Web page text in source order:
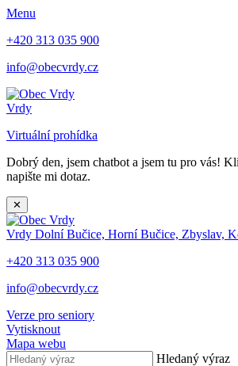
Menu
+420 313 035 900
info@obecvrdy.cz
Vrdy
Virtuální prohídka
Dobrý den, jsem chatbot a jsem tu pro vás!
napište mi dotaz.
✕
Vrdy Dolní Bučice, Horní Bučice, Zbyslav,
+420 313 035 900
info@obecvrdy.cz
Verze pro seniory
Vytisknout
Mapa webu
Hledaný výraz